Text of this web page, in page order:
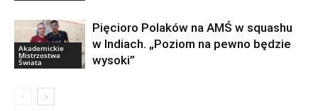
Akademickie
Mistrzostwa
Świata
Pięcioro Polaków na AMŚ w squashu
w Indiach. „Poziom na pewno będzie
wysoki”